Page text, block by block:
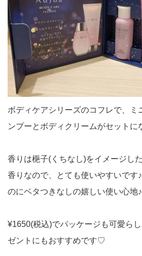
ボディケアシリーズのコフレで、ミ
ンプーとボディクリームがセットに
香りは梔子(くちなし)をイメージし
香りなので、とても使いやすいです
のにベタつきなしの嬉しい使い心地♪
¥1650(税込)でパッケージも可愛ら
ゼントにもおすすめです♡